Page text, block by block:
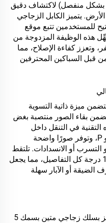
بشكل منفصل) لاكتشاف دقيق
يتميز الكابل الزجاجي
عمق تتيح للمستخدمين تتبع موقع
هذه الوظيفة المزدوجة من
وتعزز كفاءة الإصلاح، مما
قبل السباكين المحترفين
ميزة ذاتية التسوية
بقاء الصور منتصبة بغض
التقنية في التنقل داخل
المنحنيات المعقدة على شكل S أو P، وتوفر صورًا واضحة
أو الانسدادات. تلتقط
عدسة الزاوية العريضة البالغة 140 درجة كل التفاصيل، مما يجعل
أو الآبار سهلة
تتميز بسلك زجاجي متين بسمك 5